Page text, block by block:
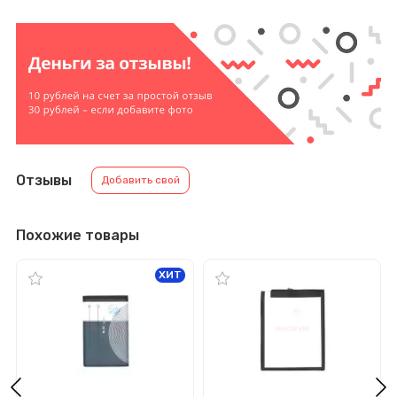
Отзывы Добавить свой
Похожие товары
ХИТ